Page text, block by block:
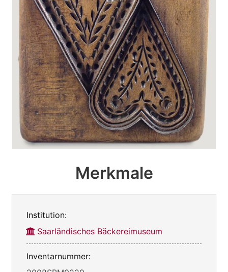
Merkmale
Institution:
Saarländisches Bäckereimuseum
Inventarnummer: